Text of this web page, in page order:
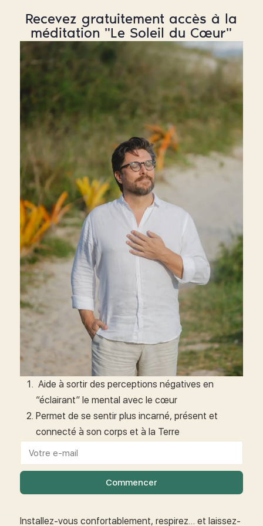
Recevez gratuitement accès à la
méditation "Le Soleil du Cœur"
Aide à sortir des perceptions négatives en
“éclairant” le mental avec le cœur
Permet de se sentir plus incarné, présent et
connecté à son corps et à la Terre
Commencer
Installez-vous confortablement, respirez… et laissez-